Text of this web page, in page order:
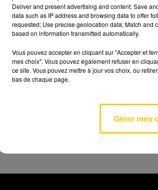
Antisocial
TRUST
AVEYRON
Deliver and present advertising and content; Save
data such as IP address and browsing data to offer
requested; Use precise geolocation data; Match and
based on information transmitted automatically.
Vous pouvez accepter en cliquant sur "Accepter et
mes choix". Vous pouvez également refuser en
ce site. Vous pouvez mettre à jour vos choix, ou
bas de chaque page.
Gérer mes